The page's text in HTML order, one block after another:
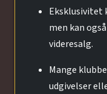
Eksklusivitet
men kan
videresalg.
Mange
udgivelser